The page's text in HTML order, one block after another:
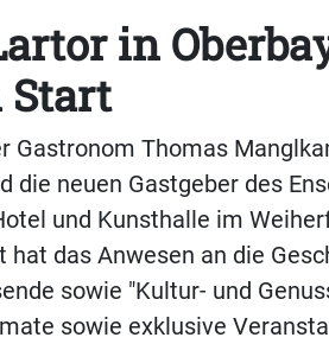
in
Start
Gastronom Thomas
die neuen Gastgeber des
und Kunsthalle im
hat das Anwesen an die
sowie "Kultur- und
sowie exklusive